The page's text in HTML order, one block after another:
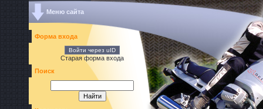
Меню сайта
Форма входа
Войти через uID
Старая форма входа
Поиск